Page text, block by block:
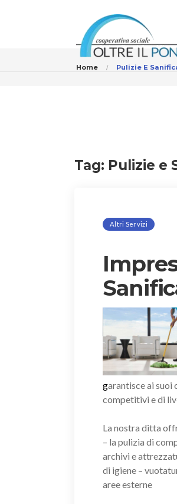
Home Pulizie E
Tag: Pulizie e
Altri Servizi
garantisce ai suoi
competitivi e di
La nostra ditta
– la pulizia di
archivi e
di igiene –
aree esterne